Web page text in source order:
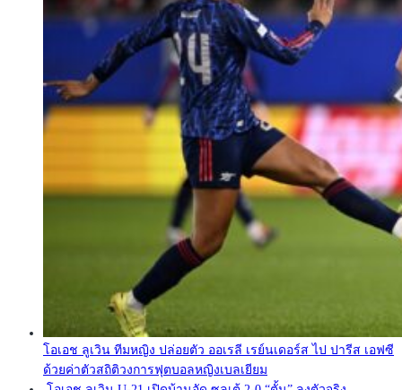
โอเอช ลูเวิน ทีมหญิง ปล่อยตัว ออเรลี เรย์นเดอร์ส ไป ปารีส เอฟซี
ด้วยค่าตัวสถิติวงการฟุตบอลหญิงเบลเยียม